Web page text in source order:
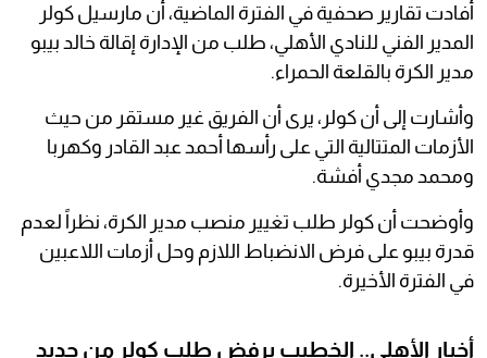
أفادت تقارير صحفية في الفترة الماضية، أن مارسيل كولر
المدير الفني للنادي الأهلي، طلب من الإدارة إقالة خالد بيبو
مدير الكرة بالقلعة الحمراء.
وأشارت إلى أن كولر، يرى أن الفريق غير مستقر من حيث
الأزمات المتتالية التي على رأسها أحمد عبد القادر وكهربا
ومحمد مجدي أفشة.
وأوضحت أن كولر طلب تغيير منصب مدير الكرة، نظراً لعدم
قدرة بيبو على فرض الانضباط اللازم وحل أزمات اللاعبين
في الفترة الأخيرة.
أخبار الأهلي.. الخطيب يرفض طلب كولر من جديد